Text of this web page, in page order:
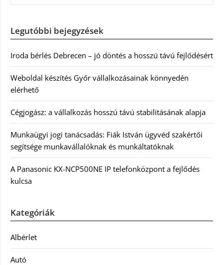
Legutóbbi bejegyzések
Iroda bérlés Debrecen – jó döntés a hosszú távú fejlődésért
Weboldal készítés Győr vállalkozásainak könnyedén
elérhető
Cégjogász: a vállalkozás hosszú távú stabilitásának alapja
Munkaügyi jogi tanácsadás: Fiák István ügyvéd szakértői
segítsége munkavállalóknak és munkáltatóknak
A Panasonic KX-NCP500NE IP telefonközpont a fejlődés
kulcsa
Kategóriák
Albérlet
Autó